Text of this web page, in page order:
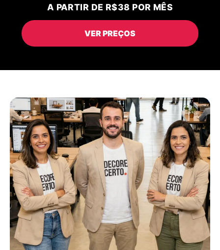
A PARTIR DE R$38 POR MÊS
VER PREÇOS